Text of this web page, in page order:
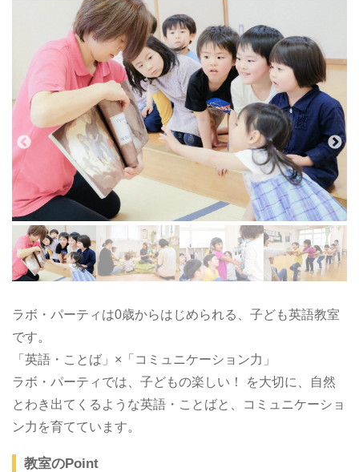
ラボ・パーティは0歳からはじめられる、子ども英語教室
です。
「英語・ことば」×「コミュニケーション力」
ラボ・パーティでは、子どもの楽しい！ を大切に、自然
とわき出てくるような英語・ことばと、コミュニケーショ
ン力を育てています。
教室のPoint